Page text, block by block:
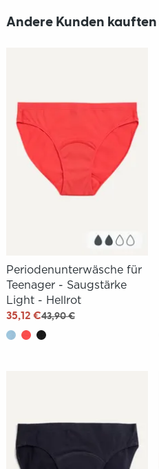
Andere Kunden kauften
Periodenunterwäsche für
Teenager - Saugstärke
Light - Hellrot
35,12 €43,90 €